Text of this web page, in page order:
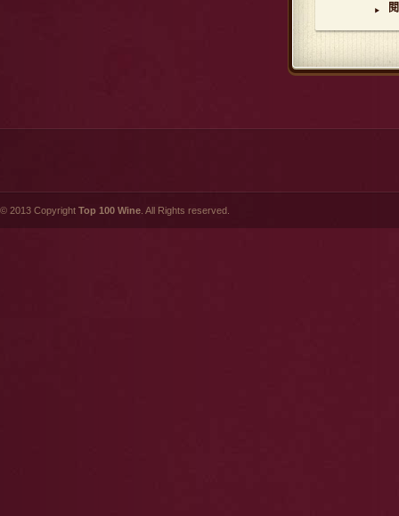
▸
© 2013 Copyright Top 100 Wine . All Rights reserved.